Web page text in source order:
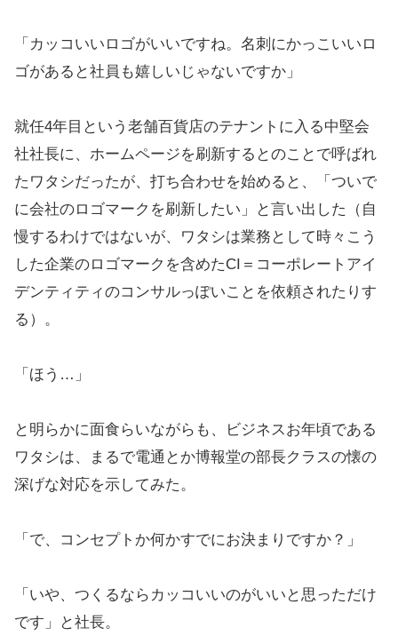
「カッコいいロゴがいいですね。名刺にかっこいいロ
ゴがあると社員も嬉しいじゃないですか」
就任4年目という老舗百貨店のテナントに入る中堅会
社社長に、ホームページを刷新するとのことで呼ばれ
たワタシだったが、打ち合わせを始めると、「ついで
に会社のロゴマークを刷新したい」と言い出した（自
慢するわけではないが、ワタシは業務として時々こう
した企業のロゴマークを含めたCI＝コーポレートアイ
デンティティのコンサルっぽいことを依頼されたりす
る）。
「ほう…」
と明らかに面食らいながらも、ビジネスお年頃である
ワタシは、まるで電通とか博報堂の部長クラスの懐の
深げな対応を示してみた。
「で、コンセプトか何かすでにお決まりですか？」
「いや、つくるならカッコいいのがいいと思っただけ
です」と社長。